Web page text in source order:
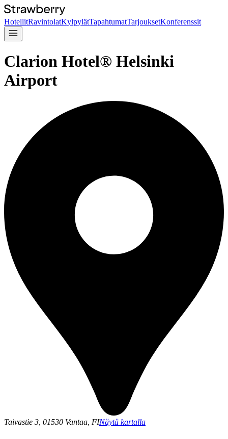
HotellitRavintolatKylpylätTapahtumatTarjouksetKonferenssit
Clarion Hotel® Helsinki
Airport
Taivastie 3, 01530 Vantaa, FINäytä kartalla